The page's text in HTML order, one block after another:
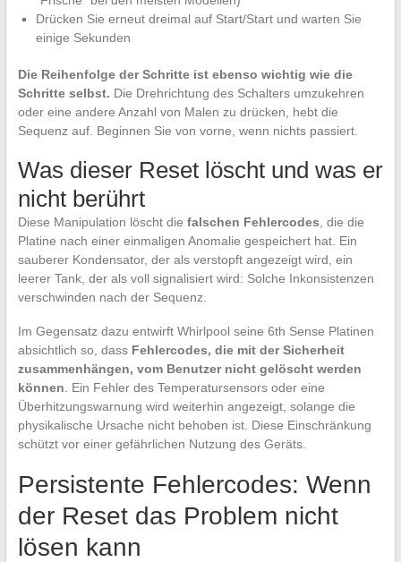
Drücken Sie erneut dreimal auf Start/Start und warten Sie
einige Sekunden
Die Reihenfolge der Schritte ist ebenso wichtig wie die
Schritte selbst. Die Drehrichtung des Schalters umzukehren
oder eine andere Anzahl von Malen zu drücken, hebt die
Sequenz auf. Beginnen Sie von vorne, wenn nichts passiert.
Was dieser Reset löscht und was er
nicht berührt
Diese Manipulation löscht die falschen Fehlercodes , die die
Platine nach einer einmaligen Anomalie gespeichert hat. Ein
sauberer Kondensator, der als verstopft angezeigt wird, ein
leerer Tank, der als voll signalisiert wird: Solche Inkonsistenzen
verschwinden nach der Sequenz.
Im Gegensatz dazu entwirft Whirlpool seine 6th Sense Platinen
absichtlich so, dass Fehlercodes, die mit der Sicherheit
zusammenhängen, vom Benutzer nicht gelöscht werden
können . Ein Fehler des Temperatursensors oder eine
Überhitzungswarnung wird weiterhin angezeigt, solange die
physikalische Ursache nicht behoben ist. Diese Einschränkung
schützt vor einer gefährlichen Nutzung des Geräts.
Persistente Fehlercodes: Wenn
der Reset das Problem nicht
lösen kann